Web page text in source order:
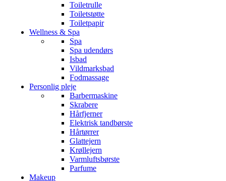
Toiletrulle
Toiletstøtte
Toiletpapir
Wellness & Spa
Spa
Spa udendørs
Isbad
Vildmarksbad
Fodmassage
Personlig pleje
Barbermaskine
Skrabere
Hårfjerner
Elektrisk tandbørste
Hårtørrer
Glattejern
Krøllejern
Varmluftsbørste
Parfume
Makeup